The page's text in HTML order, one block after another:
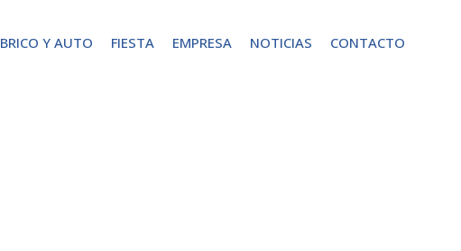
BRICO Y AUTO FIESTA EMPRESA NOTICIAS CONTACTO